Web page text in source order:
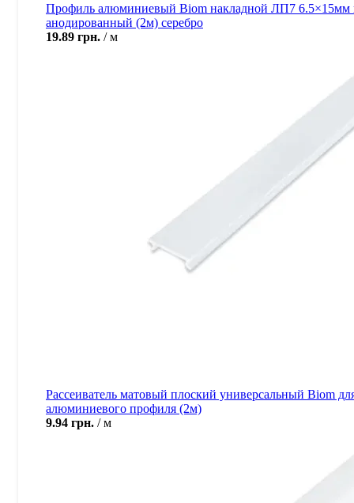
Профиль алюминиевый Biom накладной ЛП7 6.5×15мм
анодированный (2м) серебро
19.89 грн. м
Рассеиватель матовый плоский универсальный Biom
алюминиевого профиля (2м)
9.94 грн. м